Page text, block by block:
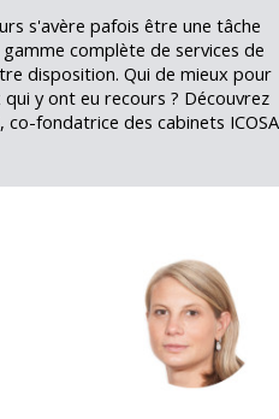
s'avère pafois être une tâche
complète de services de
disposition. Qui de mieux pour
y ont eu recours ? Découvrez
co-fondatrice des cabinets ICOSA